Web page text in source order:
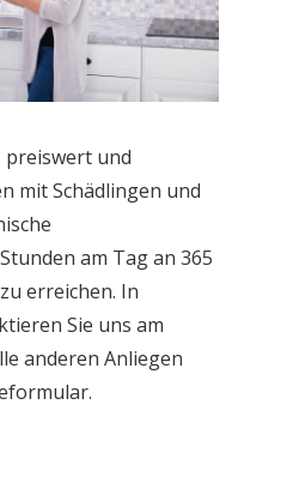
preiswert und
am Tag an 365
Sie uns am
anderen Anliegen
Anfrageformular.